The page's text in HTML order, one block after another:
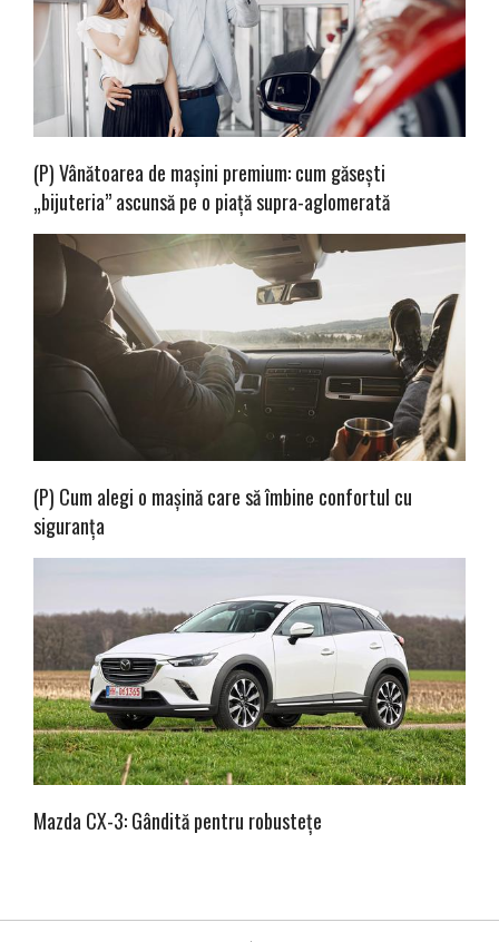
(P) Vânătoarea de mașini premium: cum găsești
„bijuteria” ascunsă pe o piață supra-aglomerată
(P) Cum alegi o mașină care să îmbine confortul cu
siguranța
Mazda CX-3: Gândită pentru robustețe